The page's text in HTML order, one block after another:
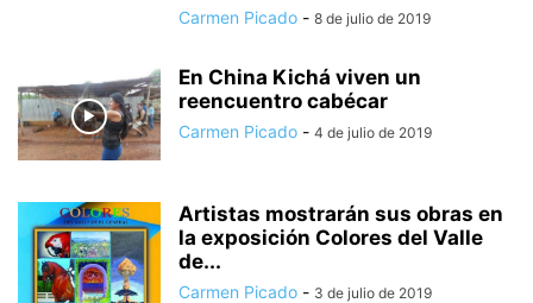
Carmen Picado - 8 de julio de 2019
En China Kichá viven un
reencuentro cabécar
Carmen Picado - 4 de julio de 2019
Artistas mostrarán sus obras en
la exposición Colores del Valle
de...
Carmen Picado - 3 de julio de 2019